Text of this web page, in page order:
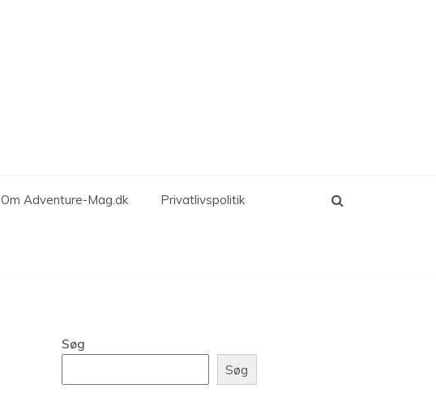
Om Adventure-Mag.dk Privatlivspolitik
Søg
Søg